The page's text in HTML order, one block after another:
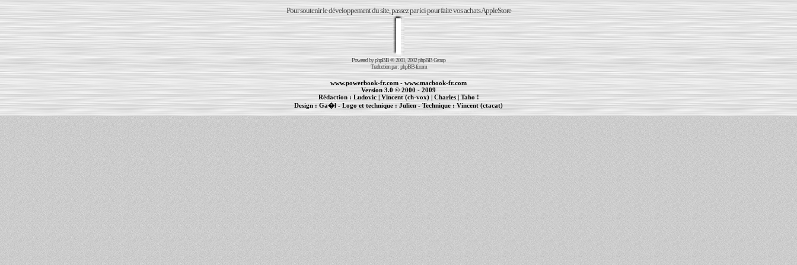
Pour soutenir le développement du site, passez par ici pour faire vos achats AppleStore
Powered byphpBB© 2001, 2002 phpBB Group
Traduction par :phpBB-fr.com
www.powerbook-fr.com - www.macbook-fr.com
Version 3.0 © 2000 - 2009
Rédaction : Ludovic|Vincent (ch-vox)| Charles|Taho !
Design :Ga�l - Logo et technique : Julien - Technique :Vincent (ctacat)
| | cr�ation de sites Internet